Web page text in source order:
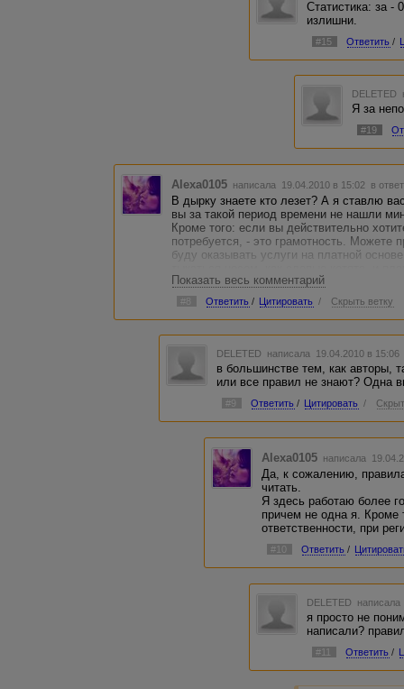
Статистика: за -
излишни.
#15 Ответить /
DELETED
Я за
#19
Alexa0105 написала 19.04.2010 в 15:02 в
В дырку знаете кто лезет? А я ставлю
вы за такой период времени не нашли
Кроме того: если вы действительно
потребуется, - это грамотность. Можете
буду оказывать услуги на платной
Взять хотя бы эту ветку:http://advego.ru/
ошиблась, а можно было бы просто
Есть претензии? С удовольствием
Показать весь комментарий
#8 Ответить / Цитировать / Скрыть ветку
DELETED написала 19.04.2010 в
в большинстве тем, как авторы,
или все правил не знают? Одна
#9 Ответить / Цитировать /
Alexa0105 написала
Да, к сожалению,
читать.
Я здесь работаю более
причем не одна я. Кроме
ответственности, при
#10 Ответить /
DELETED
я просто не
написали?
#11 Ответить /